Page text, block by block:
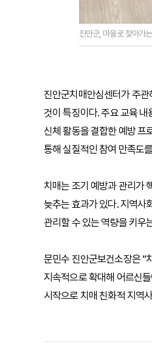
진안군, 마을로 찾아가
진안군치매안심센터가 주
것이 특징이다. 주요 교육
신체 활동을 결합한 예방 프
통해 실질적인 참여 만족도
치매는 조기 예방과 관리가
늦추는 효과가 있다. 지역사
관리할 수 있는 역량을 키우
문민수 진안군보건소장은 “
지속적으로 확대해 어르신
시작으로 치매 친화적 지역